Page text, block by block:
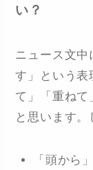
い？
ニュース文中
す」という表
て」「重ねて
と思います。
「頭から